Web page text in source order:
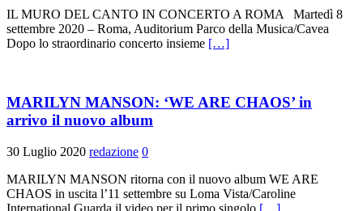
IL MURO DEL CANTO IN CONCERTO A ROMA Martedì 8
settembre 2020 – Roma, Auditorium Parco della Musica/Cavea
Dopo lo straordinario concerto insieme […]
MARILYN MANSON: ‘WE ARE CHAOS’ in
arrivo il nuovo album
30 Luglio 2020 redazione 0
MARILYN MANSON ritorna con il nuovo album WE ARE
CHAOS in uscita l’11 settembre su Loma Vista/Caroline
International Guarda il video per il primo singolo […]